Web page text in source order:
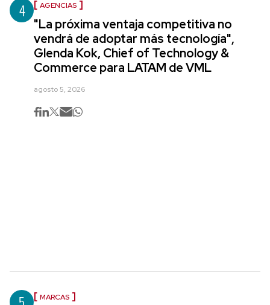
4 AGENCIAS
"La próxima ventaja competitiva no
vendrá de adoptar más tecnología",
Glenda Kok, Chief of Technology &
Commerce para LATAM de VML
agosto 5, 2026
MARCAS